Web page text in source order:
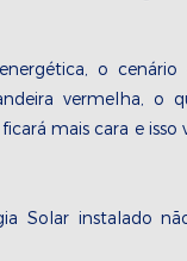
o
vermelha, o
mais cara e
Solar instalado